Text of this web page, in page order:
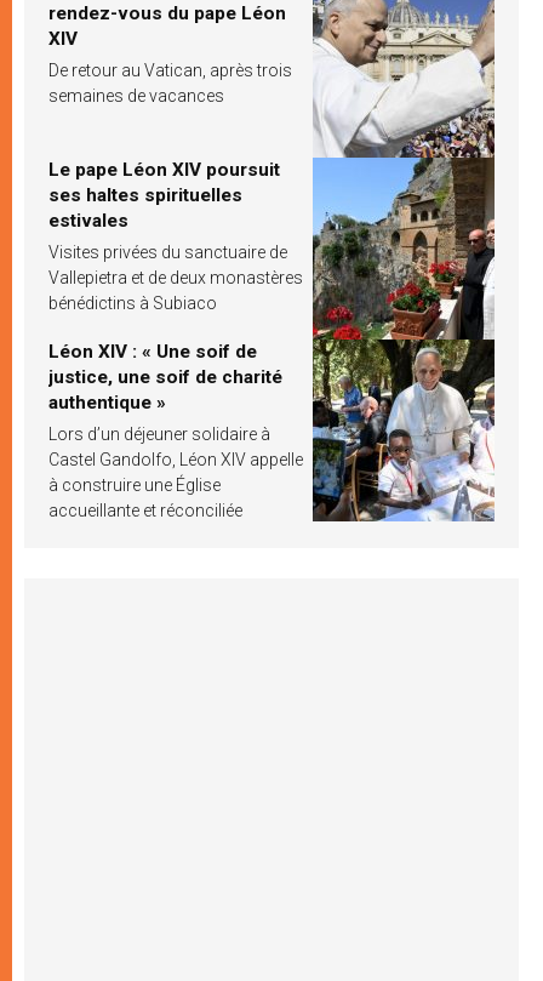
rendez-vous du pape Léon
XIV
De retour au Vatican, après trois
semaines de vacances
Le pape Léon XIV poursuit
ses haltes spirituelles
estivales
Visites privées du sanctuaire de
Vallepietra et de deux monastères
bénédictins à Subiaco
Léon XIV : « Une soif de
justice, une soif de charité
authentique »
Lors d’un déjeuner solidaire à
Castel Gandolfo, Léon XIV appelle
à construire une Église
accueillante et réconciliée